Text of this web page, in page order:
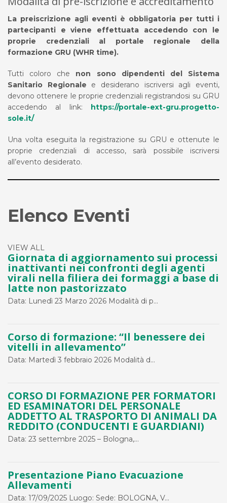
La preiscrizione agli eventi è obbligatoria per tutti i
partecipanti e viene effettuata accedendo con le
proprie credenziali al portale regionale della
formazione GRU (WHR time).
Tutti coloro che non sono dipendenti del Sistema
Sanitario Regionale e desiderano iscriversi agli eventi,
devono ottenere le proprie credenziali registrandosi su GRU
accedendo al link: https://portale-ext-gru.progetto-
sole.it/
Una volta eseguita la registrazione su GRU e ottenute le
proprie credenziali di accesso, sarà possibile iscriversi
all’evento desiderato.
Elenco Eventi
VIEW ALL
Giornata di aggiornamento sui processi
inattivanti nei confronti degli agenti
virali nella filiera dei formaggi a base di
latte non pastorizzato
Data: Lunedì 23 Marzo 2026 Modalità di p...
Corso di formazione: “Il benessere dei
vitelli in allevamento”
Data: Martedì 3 febbraio 2026 Modalità d...
CORSO DI FORMAZIONE PER FORMATORI
ED ESAMINATORI DEL PERSONALE
ADDETTO AL TRASPORTO DI ANIMALI DA
REDDITO (CONDUCENTI E GUARDIANI)
Data: 23 settembre 2025 – Bologna,...
Presentazione Piano Evacuazione
Allevamenti
Data: 17/09/2025 Luogo: Sede: BOLOGNA, V...